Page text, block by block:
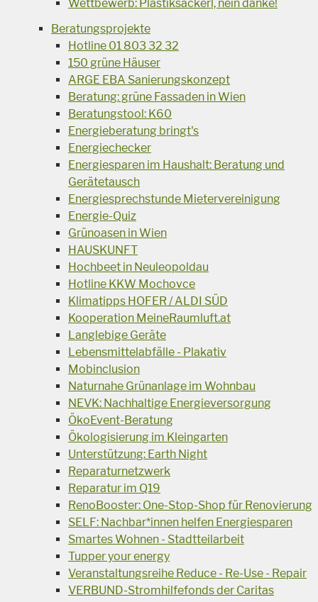
Wettbewerb: Plastiksackerl, nein danke!
Beratungsprojekte
Hotline 01 803 32 32
150 grüne Häuser
ARGE EBA Sanierungskonzept
Beratung: grüne Fassaden in Wien
Beratungstool: K60
Energieberatung bringt's
Energiechecker
Energiesparen im Haushalt: Beratung und
Gerätetausch
Energiesprechstunde Mietervereinigung
Energie-Quiz
Grünoasen in Wien
HAUSKUNFT
Hochbeet in Neuleopoldau
Hotline KKW Mochovce
Klimatipps HOFER / ALDI SÜD
Kooperation MeineRaumluft.at
Langlebige Geräte
Lebensmittelabfälle - Plakativ
Mobinclusion
Naturnahe Grünanlage im Wohnbau
NEVK: Nachhaltige Energieversorgung
ÖkoEvent-Beratung
Ökologisierung im Kleingarten
Unterstützung: Earth Night
Reparaturnetzwerk
Reparatur im Q19
RenoBooster: One-Stop-Shop für Renovierung
SELF: Nachbar*innen helfen Energiesparen
Smartes Wohnen - Stadtteilarbeit
Tupper your energy
Veranstaltungsreihe Reduce - Re-Use - Repair
VERBUND-Stromhilfefonds der Caritas